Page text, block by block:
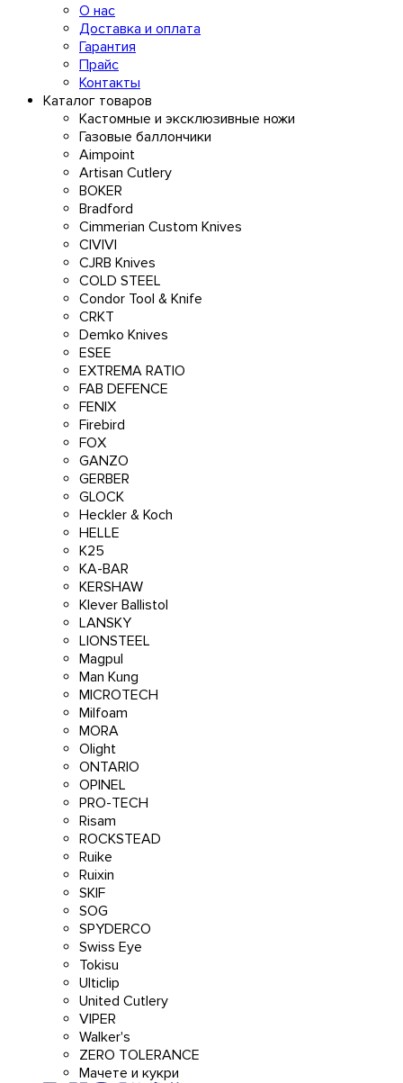
О нас
Доставка и оплата
Гарантия
Прайс
Контакты
Каталог товаров
Кастомные и эксклюзивные ножи
Газовые баллончики
Aimpoint
Artisan Cutlery
BOKER
Bradford
Cimmerian Custom Knives
CIVIVI
CJRB Knives
COLD STEEL
Condor Tool & Knife
CRKT
Demko Knives
ESEE
EXTREMA RATIO
FAB DEFENCE
FENIX
Firebird
FOX
GANZO
GERBER
GLOCK
Heckler & Koch
HELLE
K25
KA-BAR
KERSHAW
Klever Ballistol
LANSKY
LIONSTEEL
Magpul
Man Kung
MICROTECH
Milfoam
MORA
Olight
ONTARIO
OPINEL
PRO-TECH
Risam
ROCKSTEAD
Ruike
Ruixin
SKIF
SOG
SPYDERCO
Swiss Eye
Tokisu
Ulticlip
United Cutlery
VIPER
Walker's
ZERO TOLERANCE
Мачете и кукри